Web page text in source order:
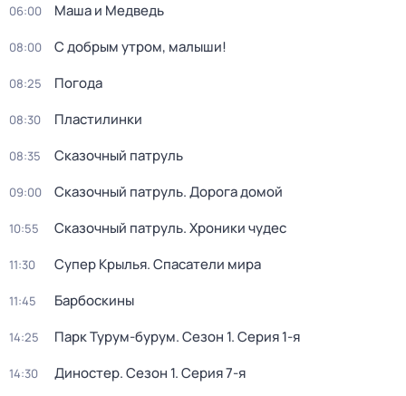
06:00 Маша и Медведь
08:00 С добрым утром, малыши!
08:25 Погода
08:30 Пластилинки
08:35 Сказочный патруль
09:00 Сказочный патруль. Дорога домой
10:55 Сказочный патруль. Хроники чудес
11:30 Супер Крылья. Спасатели мира
11:45 Барбоскины
14:25 Парк Турум-бурум. Сезон 1. Серия 1-я
14:30 Диностер. Сезон 1. Серия 7-я